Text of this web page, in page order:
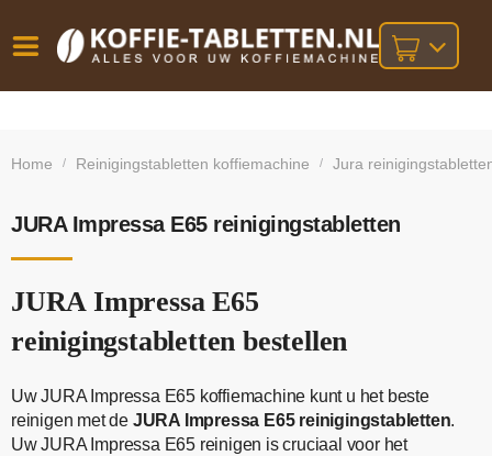
besteld,
bij orders
Home / Reinigingstabletten koffiemachine / Jura
JURA Impressa E65 reinigingstabletten
JURA Impressa E65
reinigingstabletten bestellen
Uw JURA Impressa E65 koffiemachine kunt u het beste
reinigen met de JURA Impressa E65 reinigingstabletten.
Uw JURA Impressa E65 reinigen is cruciaal voor het